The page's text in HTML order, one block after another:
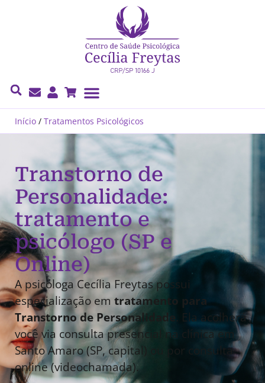
Início / Tratamentos Psicológicos
Transtorno de
Personalidade:
tratamento e
psicólogo (SP e
Online)
A psicóloga Cecília Freytas possui
especialização em tratamento para
Transtorno de Personalidade. Ela acolherá
você via consulta presencial na clínica em
Santo Amaro (SP, capital) ou por consulta
online (videochamada).